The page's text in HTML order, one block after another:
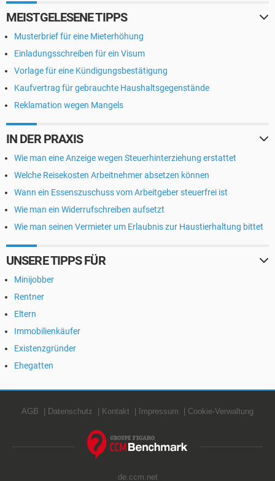
MEISTGELESENE TIPPS
Musterbrief für eine Mieterhöhung
Einladungsschreiben für ein Visum
Vorlage für eine Kündigungsbestätigung
Kaufvertrag für gebrauchte Haushaltsgegenstände
Reklamation wegen Mangels
IN DER PRAXIS
Wie man eine Anzeige wegen Steuerhinterziehung erstattet
Welche Reisekosten Arbeitnehmer absetzen können
Wann ein Essenszuschuss vom Arbeitgeber steuerfrei ist
Wie man ein Widerrufschreiben aufsetzt
Wie man seinen Vermieter um Erlaubnis zur Haustierhaltung bittet
UNSERE TIPPS FÜR
Minijobber
Rentner
Eltern
Immobilienkäufer
Existenzgründer
Ehegatten
AGB Datenschutz Kontakt Impressum Cookie-Verwaltung
de.ccm.net